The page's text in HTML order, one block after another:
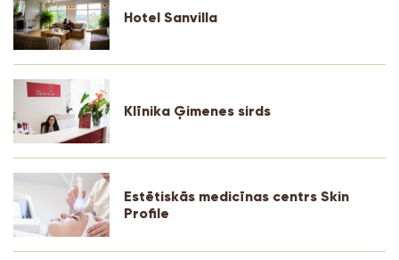
Hotel Sanvilla
Klīnika Ģimenes sirds
Estētiskās medicīnas centrs Skin
Profile